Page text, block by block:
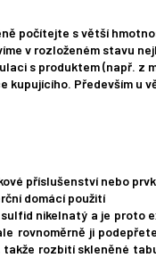
počítejte s větší
v rozloženém stavu
s produktem (např.
kupujícího. Především
příslušenství nebo
domácí použití
nikelnatý a je proto
rovnoměrně ji
rozbití skleněné